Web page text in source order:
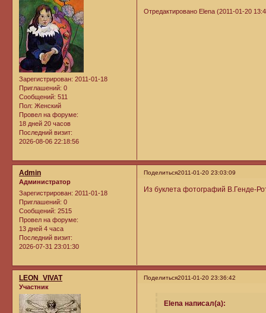
Зарегистрирован: 2011-01-18
Приглашений: 0
Сообщений: 511
Пол: Женский
Провел на форуме:
18 дней 20 часов
Последний визит:
2026-08-06 22:18:56
Отредактировано Elena (2011-01-20
Поделиться2011-01-20 23:03:09
Admin
Администратор
Зарегистрирован: 2011-01-18
Приглашений: 0
Сообщений: 2515
Провел на форуме:
13 дней 4 часа
Последний визит:
2026-07-31 23:01:30
Из буклета фотографий В.Генде-
Поделиться2011-01-20 23:36:42
LEON_VIVAT
Участник
Elena написал(а):